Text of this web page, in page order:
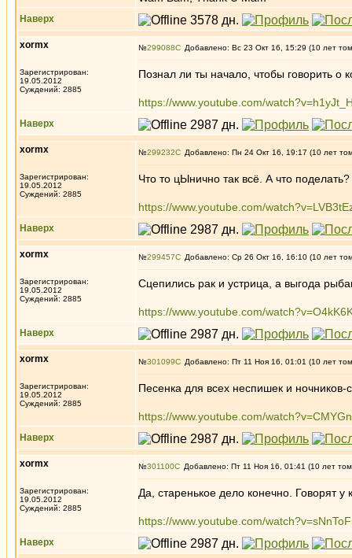
Наверх
xormx
Зарегистрирован:
19.05.2012
Суждений: 2885
№299088 Добавлено: Вс 23 Окт 16, 15:29 (10 лет
Познал ли ты начало, чтобы говорить о
https://www.youtube.com/
Наверх
xormx
Зарегистрирован:
19.05.2012
Суждений: 2885
№299232 Добавлено: Пн 24 Окт 16, 19:17 (10 лет
Что то цЫнично так всё. А что
https://www.youtube.com/
Наверх
xormx
Зарегистрирован:
19.05.2012
Суждений: 2885
№299457 Добавлено: Ср 26 Окт 16, 16:10 (10 лет
Сцепились рак и устрица, а выгода
https://www.youtube.com/
Наверх
xormx
Зарегистрирован:
19.05.2012
Суждений: 2885
№301099 Добавлено: Пт 11 Ноя 16, 01:01 (10 лет
Песенка для всех неспишек и
https://www.youtube.com/
Наверх
xormx
Зарегистрирован:
19.05.2012
Суждений: 2885
№301100 Добавлено: Пт 11 Ноя 16, 01:41 (10 лет
Да, старенькое дело конечно. Говорят
https://www.youtube.com/
Наверх